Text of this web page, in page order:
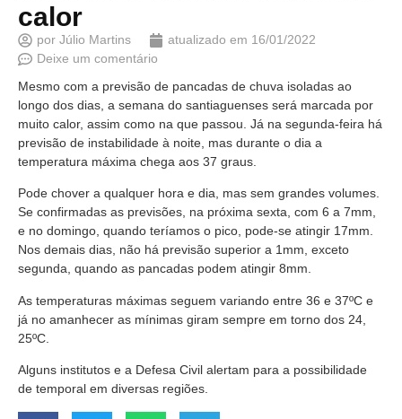
calor
por Júlio Martins atualizado em 16/01/2022
Deixe um comentário
Mesmo com a previsão de pancadas de chuva isoladas ao
longo dos dias, a semana do santiaguenses será marcada por
muito calor, assim como na que passou. Já na segunda-feira há
previsão de instabilidade à noite, mas durante o dia a
temperatura máxima chega aos 37 graus.
Pode chover a qualquer hora e dia, mas sem grandes volumes.
Se confirmadas as previsões, na próxima sexta, com 6 a 7mm,
e no domingo, quando teríamos o pico, pode-se atingir 17mm.
Nos demais dias, não há previsão superior a 1mm, exceto
segunda, quando as pancadas podem atingir 8mm.
As temperaturas máximas seguem variando entre 36 e 37ºC e
já no amanhecer as mínimas giram sempre em torno dos 24,
25ºC.
Alguns institutos e a Defesa Civil alertam para a possibilidade
de temporal em diversas regiões.